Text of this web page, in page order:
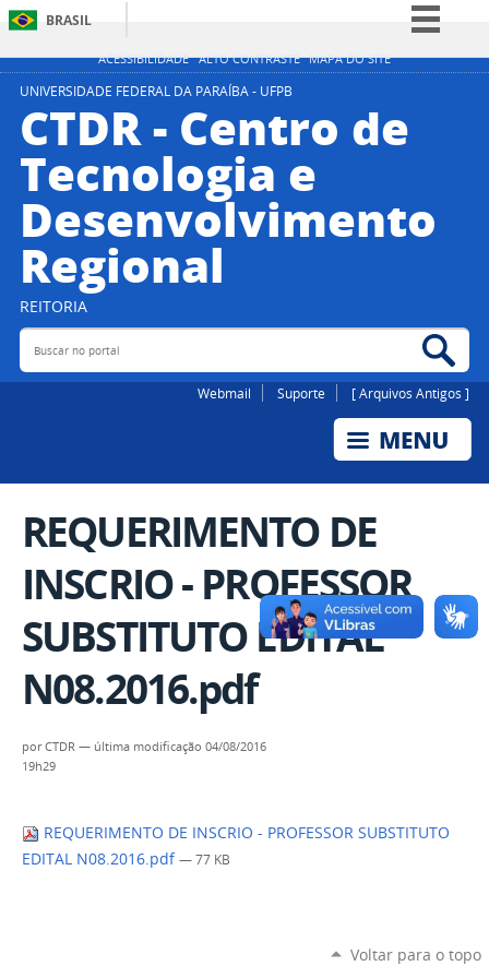
ACESSIBILIDADE ALTO CONTRASTE MAPA DO SITE
BRASIL
Simplifique!
Participe
Legislação
Canais
UNIVERSIDADE FEDERAL DA PARAÍBA - UFPB
CTDR - Centro de
Tecnologia e
Desenvolvimento
Regional
REITORIA
Buscar no portal
Webmail Suporte [ Arquivos Antigos ]
REQUERIMENTO DE
INSCRIO - PROFESSOR
SUBSTITUTO EDITAL
N08.2016.pdf
porCTDR — última modificação 04/08/2016
19h29
REQUERIMENTO DE INSCRIO - PROFESSOR SUBSTITUTO
EDITAL N08.2016.pdf — 77 KB
Voltar para o topo